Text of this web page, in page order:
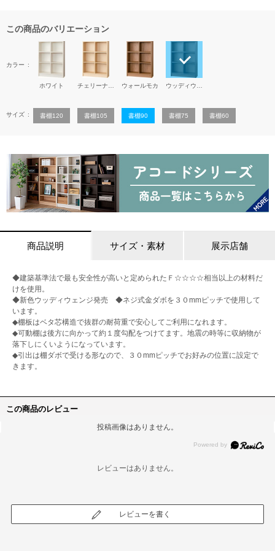
この商品のバリエーション
カラー
ホワイト ウォールモカ
サイズ 書棚120 書棚105 書棚90 書棚75 書棚60
商品説明 サイズ・素材 展示店舗
◆建築基準法で最も安全性が高いと定められたＦ☆☆☆☆相当以上の材料だ
けを使用。
◆新色ウッディウェンジ発売 ◆ネジ式金ダボを３０mmピッチで使用して
います。
◆棚板はベタ芯構造で抜群の耐荷重で安心してご利用になれます。
◆可動棚は後方に向かって約１度勾配をつけてます。地震の時等に収納物が
落下しにくいようになっています。
◆引出は棚ダボで受ける形なので、３０mmピッチでお好みの位置に設定で
きます。
この商品のレビュー
投稿画像はありません。
レビューはありません。
レビューを書く